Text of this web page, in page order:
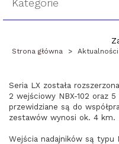
Kategorie
Strona główna > Aktualności
Seria LX została
2 wejściowy NBX-102 oraz 5
przewidziane są do
zestawów wynosi ok. 4 km.
Wejścia nadajników są